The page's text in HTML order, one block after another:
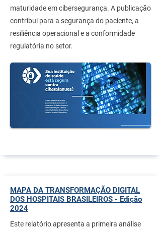
maturidade em cibersegurança. A publicação
contribui para a segurança do paciente, a
resiliência operacional e a conformidade
regulatória no setor.
MAPA DA TRANSFORMAÇÃO DIGITAL
DOS HOSPITAIS BRASILEIROS - Edição
2024
Este relatório apresenta a primeira análise